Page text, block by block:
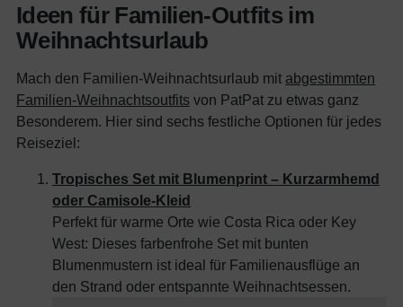
Ideen für Familien-Outfits im
Weihnachtsurlaub
Mach den Familien-Weihnachtsurlaub mit abgestimmten
Familien-Weihnachtsoutfits von PatPat zu etwas ganz
Besonderem. Hier sind sechs festliche Optionen für jedes
Reiseziel:
Tropisches Set mit Blumenprint – Kurzarmhemd
oder Camisole-Kleid
Perfekt für warme Orte wie Costa Rica oder Key
West: Dieses farbenfrohe Set mit bunten
Blumenmustern ist ideal für Familienausflüge an
den Strand oder entspannte Weihnachtsessen.